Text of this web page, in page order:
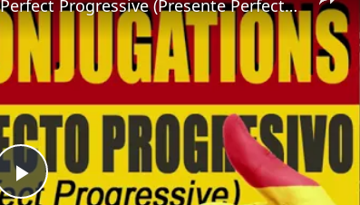
Play
SPANISH CONJUGATIONS: Present Perfect Progressive (Presente Perfecto Progresivo)